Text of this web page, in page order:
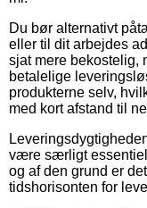
Du bør alternativt
eller til dit arbejdes
sjat mere bekostelig,
betalelige
produkterne selv,
med kort afstand til
være særligt essentiel
og af den grund er
tidshorisonten for